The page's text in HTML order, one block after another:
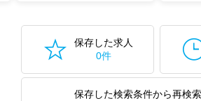
保存した求人
0件
保存した検索条件から再検